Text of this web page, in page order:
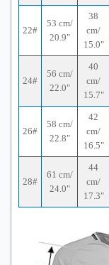
22#
53 cm/
20.9"
38
cm/
15.0"
24#
56 cm/
22.0"
40
cm/
15.7"
26#
58 cm/
22.8"
42
cm/
16.5"
28#
61 cm/
24.0"
44
cm/
17.3"